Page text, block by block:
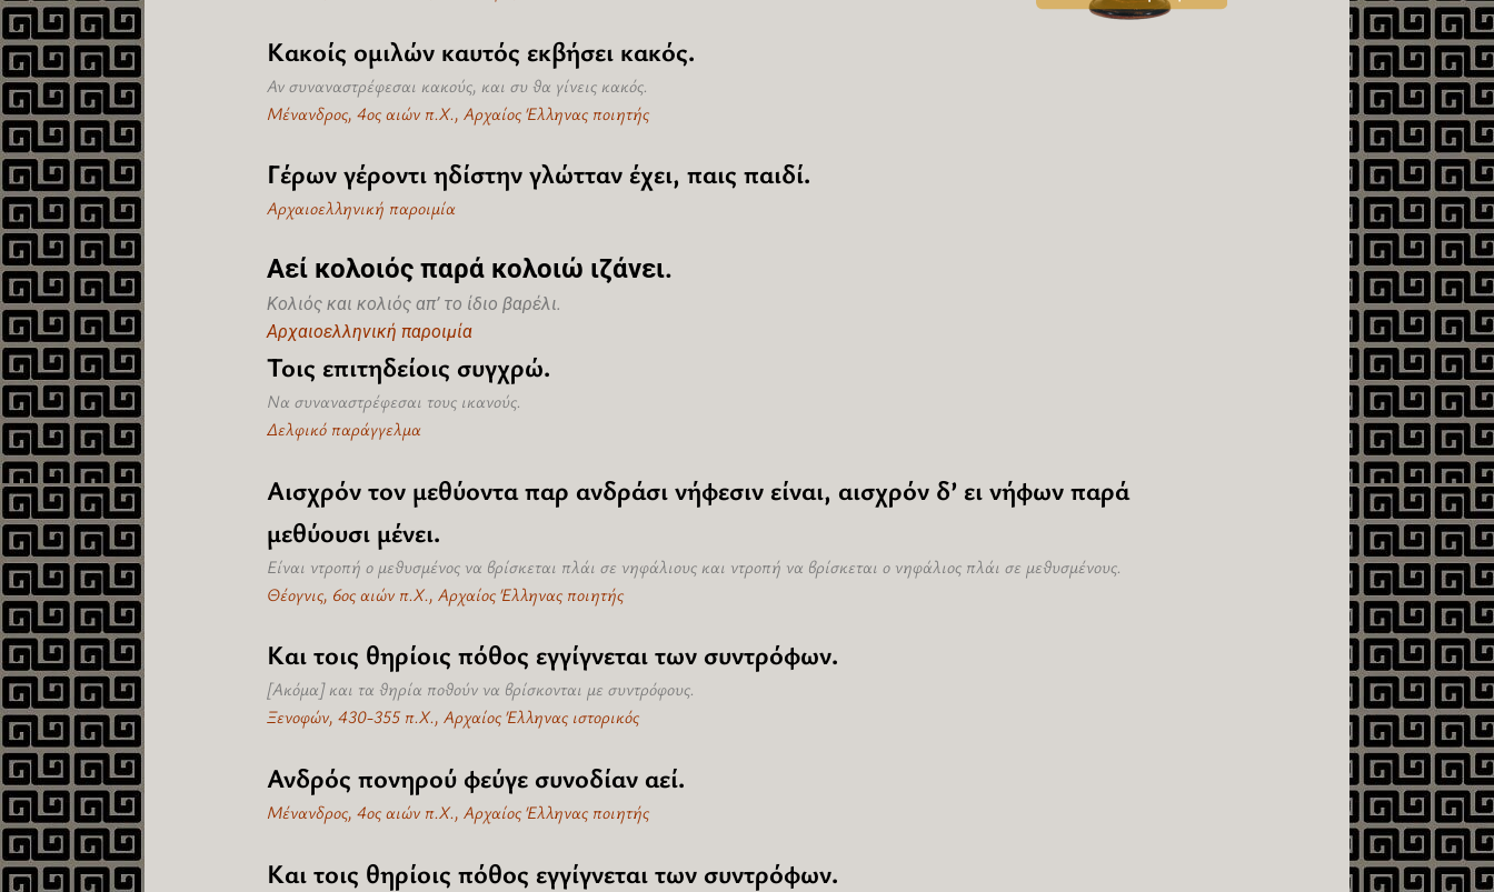
Κακοίς ομιλών καυτός εκβήσει κακός.
Αν συναναστρέφεσαι κακούς, και συ θα γίνεις κακός.
Μένανδρος, 4ος αιών π.Χ., Αρχαίος Έλληνας ποιητής
Γέρων γέροντι ηδίστην γλώτταν έχει, παις παιδί.
Αρχαιοελληνική παροιμία
Αεί κολοιός παρά κολοιώ ιζάνει.
Κολιός και κολιός απ’ το ίδιο βαρέλι.
Αρχαιοελληνική παροιμία
Τοις επιτηδείοις συγχρώ.
Να συναναστρέφεσαι τους ικανούς.
Δελφικό παράγγελμα
Αισχρόν τον μεθύοντα παρ ανδράσι νήφεσιν είναι, αισχρόν δ’ ει νήφων παρά
μεθύουσι μένει.
Είναι ντροπή ο μεθυσμένος να βρίσκεται πλάι σε νηφάλιους και ντροπή να βρίσκεται ο νηφάλιος πλάι σε μεθυσμένους.
Θέογνις, 6ος αιών π.Χ., Αρχαίος Έλληνας ποιητής
Και τοις θηρίοις πόθος εγγίγνεται των συντρόφων.
[Ακόμα] και τα θηρία ποθούν να βρίσκονται με συντρόφους.
Ξενοφών, 430-355 π.Χ., Αρχαίος Έλληνας ιστορικός
Ανδρός πονηρού φεύγε συνοδίαν αεί.
Μένανδρος, 4ος αιών π.Χ., Αρχαίος Έλληνας ποιητής
Και τοις θηρίοις πόθος εγγίγνεται των συντρόφων.